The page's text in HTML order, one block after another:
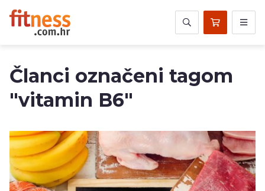
Članci označeni tagom
"vitamin B6"